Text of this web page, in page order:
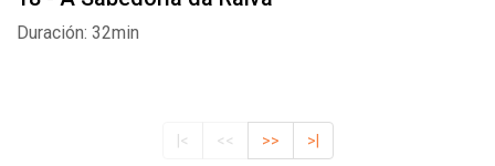
Duración: 32min
|< << >> >|